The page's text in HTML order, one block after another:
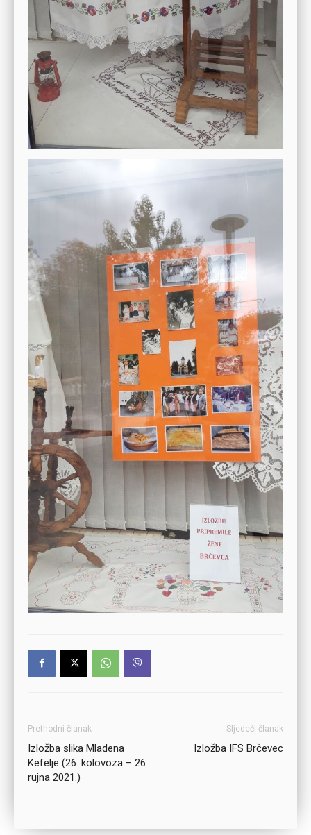
Prethodni članak
Izložba slika Mladena
Kefelje (26. kolovoza – 26.
rujna 2021.)
Sljedeći članak
Izložba IFS Brčevec